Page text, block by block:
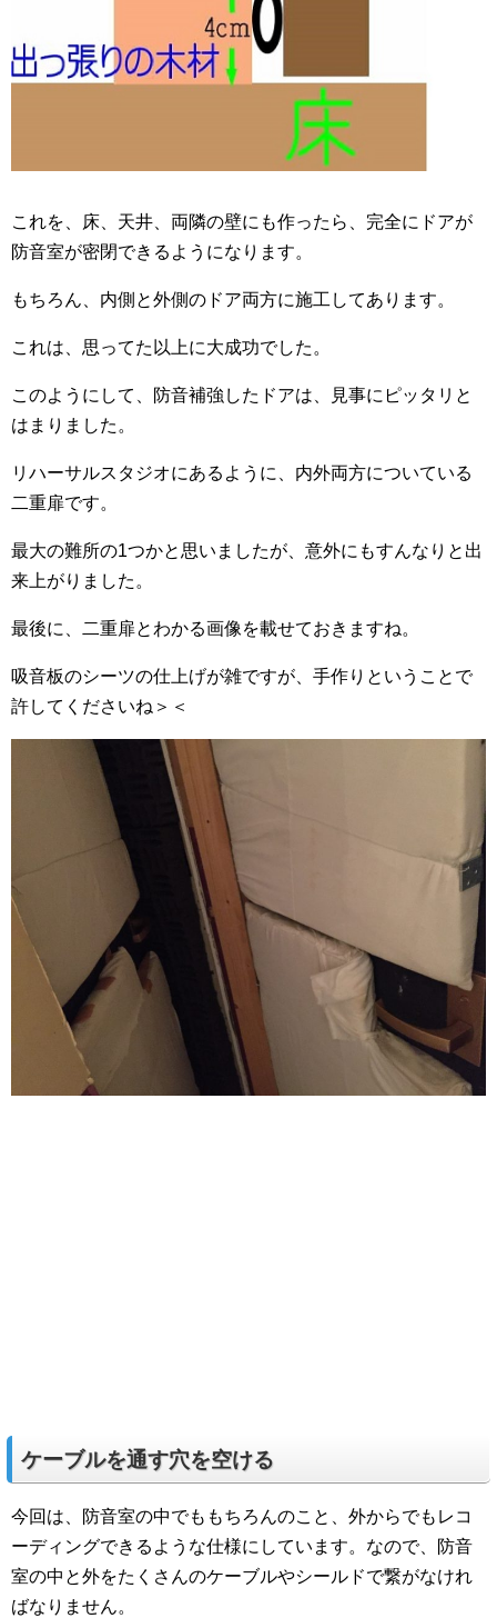
これを、床、天井、両隣の壁にも作ったら、完全にドアが
防音室が密閉できるようになります。
もちろん、内側と外側のドア両方に施工してあります。
これは、思ってた以上に大成功でした。
このようにして、防音補強したドアは、見事にピッタリと
はまりました。
リハーサルスタジオにあるように、内外両方についている
二重扉です。
最大の難所の1つかと思いましたが、意外にもすんなりと出
来上がりました。
最後に、二重扉とわかる画像を載せておきますね。
吸音板のシーツの仕上げが雑ですが、手作りということで
許してくださいね＞＜
ケーブルを通す穴を空ける
今回は、防音室の中でももちろんのこと、外からでもレコ
ーディングできるような仕様にしています。なので、防音
室の中と外をたくさんのケーブルやシールドで繋がなけれ
ばなりません。